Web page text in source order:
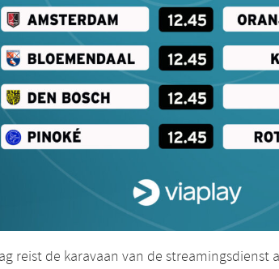
reist de karavaan van de streamingsdienst